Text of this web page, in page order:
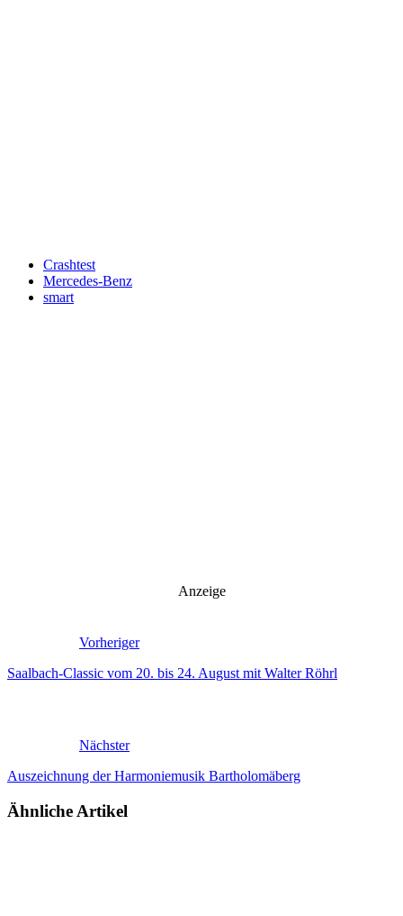
Crashtest
Mercedes-Benz
smart
Anzeige
Vorheriger
Saalbach-Classic vom 20. bis 24. August mit Walter Röhrl
Nächster
Auszeichnung der Harmoniemusik Bartholomäberg
Ähnliche Artikel